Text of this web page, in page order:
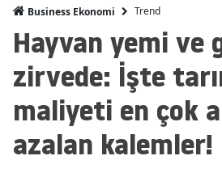
Business Ekonomi Trend
Hayvan yemi ve
zirvede: İşte
maliyeti en çok
azalan kalemler!